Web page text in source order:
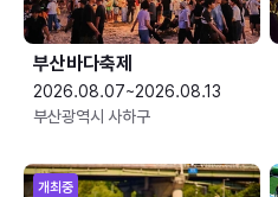
부산바다축제
2026.08.07~2026.08.13
부산광역시 사하구
개최중